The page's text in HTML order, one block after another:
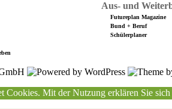
Aus- und
Futureplan Magazine
Bund + Beruf
Schülerplaner
Cookies. Mit der Nutzung erklären Sie